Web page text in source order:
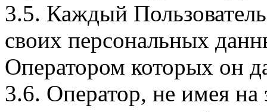
3.5. Каждый
своих персональных
Оператором которых он
3.6. Оператор, не имея